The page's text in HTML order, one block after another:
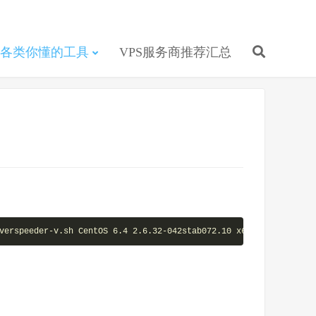
各类你懂的工具 VPS服务商推荐汇总
v.sh CentOS 6.4 2.6.32-042stab072.10 x64 3.10.53.0